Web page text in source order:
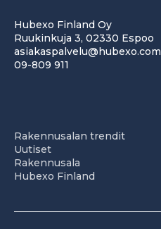
Hubexo Finland Oy
Ruukinkuja 3, 02330 Espoo
asiakaspalvelu@hubexo.com
09-809 911
Rakennusalan trendit
Uutiset
Rakennusala
Hubexo Finland